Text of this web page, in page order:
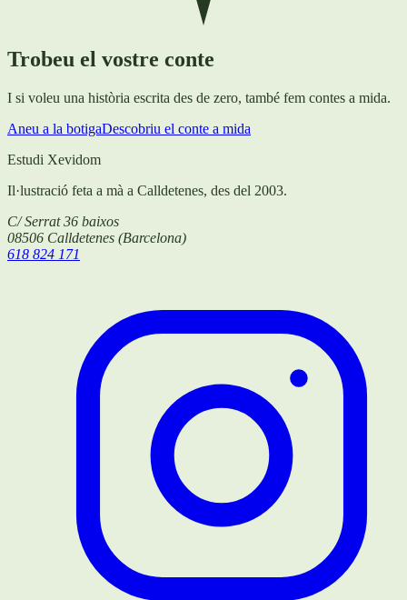
Trobeu el vostre conte
I si voleu una història escrita des de zero, també fem contes a mida.
Aneu a la botigaDescobriu el conte a mida
Estudi Xevidom
Il·lustració feta a mà a Calldetenes, des del 2003.
C/ Serrat 36 baixos
08506 Calldetenes (Barcelona)
618 824 171